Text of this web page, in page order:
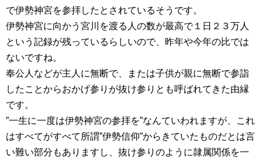
で伊勢神宮を参拝したとされているそうです。
伊勢神宮に向かう宮川を渡る人の数が最高で１日２３万人
という記録が残っているらしいので、昨年や今年の比では
ないですね。
奉公人などが主人に無断で、または子供が親に無断で参詣
したことからおかげ参りが抜け参りとも呼ばれてきた由縁
です。
”一生に一度は伊勢神宮の参拝を”なんていわれますが、これ
はすべてがすべて所謂”伊勢信仰”からきていたものだとは言
い難い部分もありますし、抜け参りのように隷属関係を一